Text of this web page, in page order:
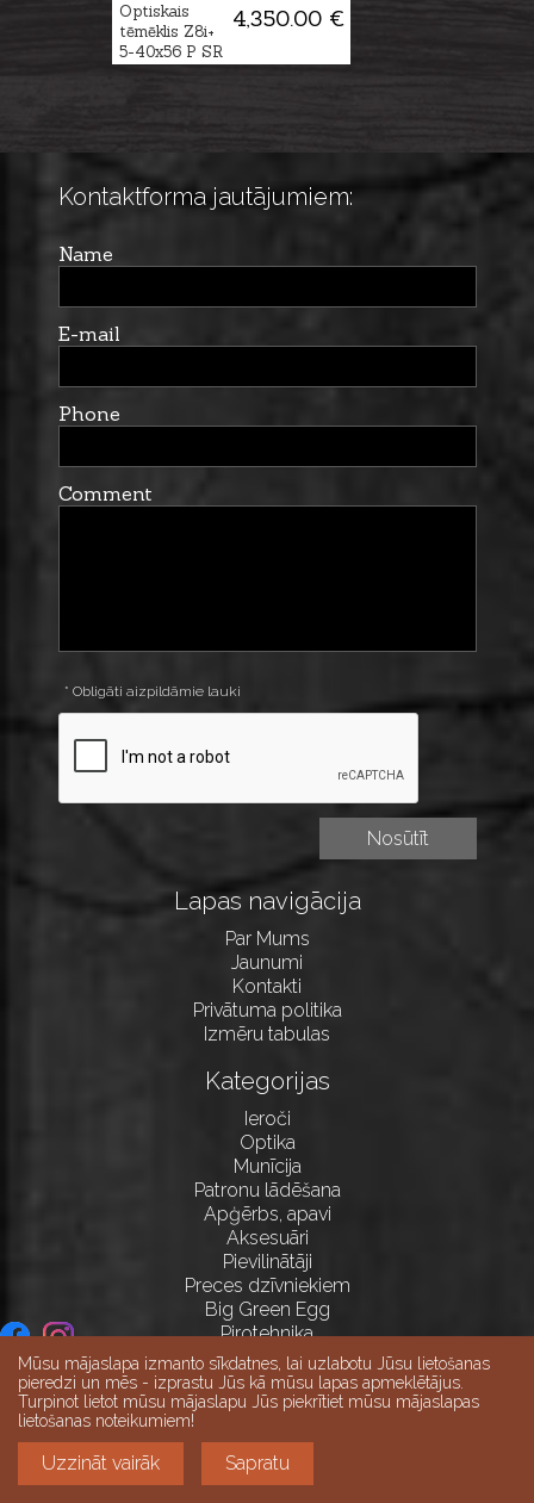
4,350.00 €
Optiskais
tēmēklis Z8i+
5-40x56 P SR
Kontaktforma jautājumiem:
Name
E-mail
Phone
Comment
* Obligāti aizpildāmie lauki
Lapas navigācija
Par Mums
Jaunumi
Kontakti
Privātuma politika
Izmēru tabulas
Kategorijas
Ieroči
Optika
Munīcija
Patronu lādēšana
Apģērbs, apavi
Aksesuāri
Pievilinātāji
Preces dzīvniekiem
Big Green Egg
Pirotehnika
Mūsu mājaslapa izmanto sīkdatnes, lai uzlabotu Jūsu lietošanas
pieredzi un mēs - izprastu Jūs kā mūsu lapas apmeklētājus.
Turpinot lietot mūsu mājaslapu Jūs piekrītiet mūsu mājaslapas
lietošanas noteikumiem!
Uzzināt vairāk Sapratu